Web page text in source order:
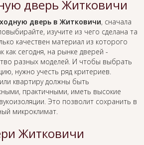
дверь Житковичи
дверь в Житковичи, сначала
изучите из чего сделана та
качествен материал из которого
как сегодня, на рынке дверей -
разных моделей. И чтобы выбрать
нужно учесть ряд критериев.
квартиру должны быть
практичными, иметь высокие
Это позволит сохранить в
микроклимат.
Житковичи